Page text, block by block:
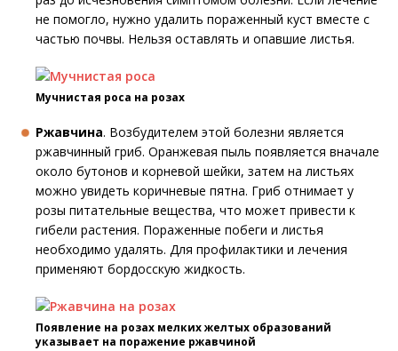
не помогло, нужно удалить пораженный куст вместе с
частью почвы. Нельзя оставлять и опавшие листья.
Мучнистая роса на розах
Ржавчина. Возбудителем этой болезни является
ржавчинный гриб. Оранжевая пыль появляется вначале
около бутонов и корневой шейки, затем на листьях
можно увидеть коричневые пятна. Гриб отнимает у
розы питательные вещества, что может привести к
гибели растения. Пораженные побеги и листья
необходимо удалять. Для профилактики и лечения
применяют бордосскую жидкость.
Появление на розах мелких желтых образований
указывает на поражение ржавчиной